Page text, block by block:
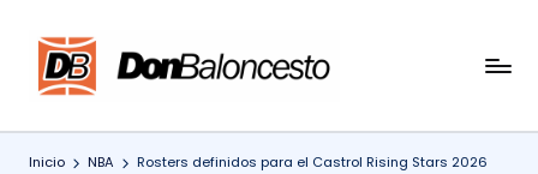
Saltar
Inicio NBA Rosters definidos para el Castrol Rising Stars 2026